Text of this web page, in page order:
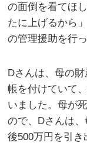
の面倒を看てほ
たに上げるから
の管理援助を行
Dさんは、母の
帳を付けていて
いました。母が
ので、Dさんは
後500万円を引き